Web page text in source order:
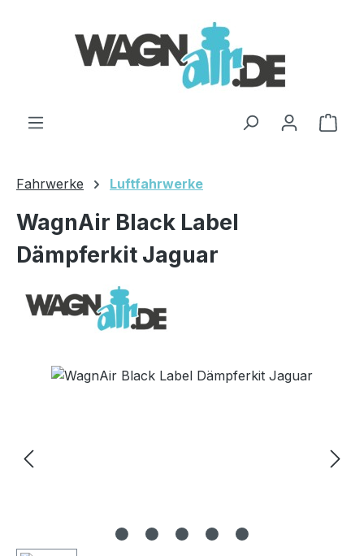
Fahrwerke Luftfahrwerke
WagnAir Black Label
Dämpferkit Jaguar
Bildergalerie überspringen